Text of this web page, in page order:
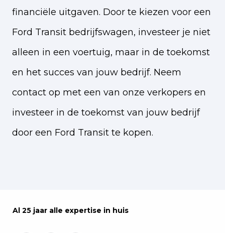
financiële uitgaven. Door te kiezen voor een
Ford Transit bedrijfswagen, investeer je niet
alleen in een voertuig, maar in de toekomst
en het succes van jouw bedrijf. Neem
contact op met een van onze verkopers en
investeer in de toekomst van jouw bedrijf
door een Ford Transit te kopen.
Al 25 jaar alle expertise in huis